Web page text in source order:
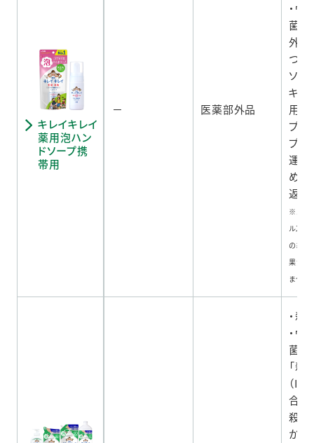
キレイキレイ
薬用泡ハン
ドソープ携
帯用
－ 医薬部外品
・ウ
菌を
外出
つも
ソー
キレ
用泡
プ携
プ付
運び
めか
返し
※エン
ルスに
の細菌
果があ
ません。
・殺
・ウ
菌を
「殺
（
合で
殺菌
から